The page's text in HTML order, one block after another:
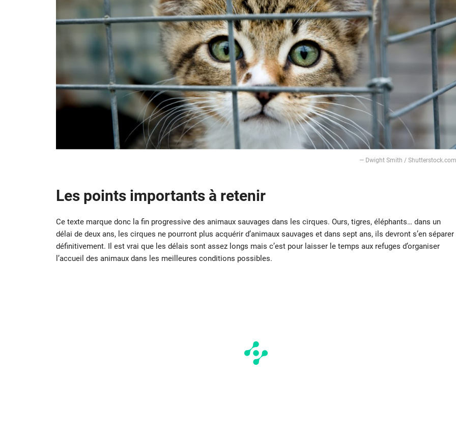
― Dwight Smith / Shutterstock.com
Les points importants à retenir
Ce texte marque donc la fin progressive des animaux sauvages dans les cirques. Ours, tigres, éléphants… dans un
délai de deux ans, les cirques ne pourront plus acquérir d’animaux sauvages et dans sept ans, ils devront s’en séparer
définitivement. Il est vrai que les délais sont assez longs mais c’est pour laisser le temps aux refuges d’organiser
l’accueil des animaux dans les meilleures conditions possibles.